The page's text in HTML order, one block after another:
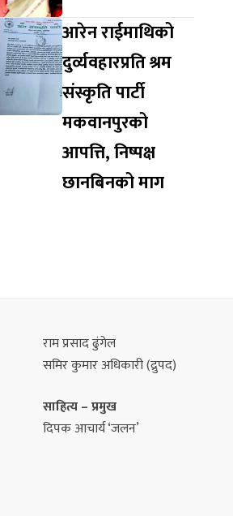
आरेन राईमाथिको
दुर्व्यवहारप्रति श्रम
संस्कृति पार्टी
मकवानपुरको
आपत्ति, निष्पक्ष
छानबिनको माग
राम प्रसाद ढुंगेल
समिर कुमार अधिकारी (द्रुपद)
साहित्य – प्रमुख
दिपक आचार्य ‘जलन’